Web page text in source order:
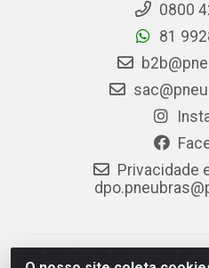
0800
81
Privacidade
PneuBras - Rodovia BR-